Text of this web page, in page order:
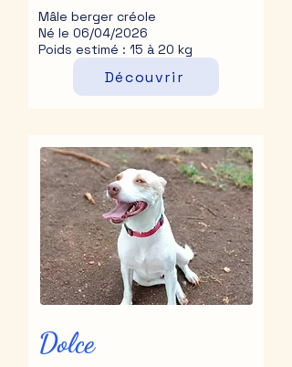
Mâle berger créole
Né le 06/04/2026
Poids estimé : 15 à 20 kg
Découvrir
Dolce